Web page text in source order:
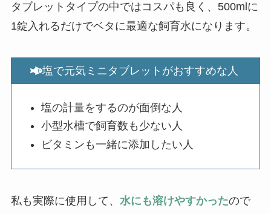
タブレットタイプの中ではコスパも良く、500mlに
1錠入れるだけでベタに最適な飼育水になります。
塩で元気ミニタブレットがおすすめな人
塩の計量をするのが面倒な人
小型水槽で飼育数も少ない人
ビタミンも一緒に添加したい人
私も実際に使用して、 水にも溶けやすかったので